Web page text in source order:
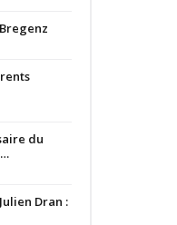
du
Dran :